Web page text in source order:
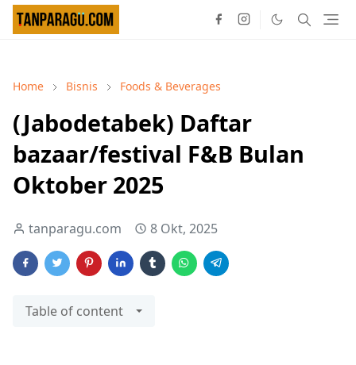
Home Bisnis Foods & Beverages
(Jabodetabek) Daftar
bazaar/festival F&B Bulan
Oktober 2025
tanparagu.com 8 Okt, 2025
Table of content